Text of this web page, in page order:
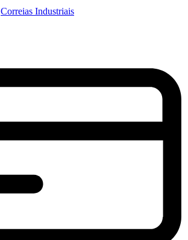
Correias Industriais